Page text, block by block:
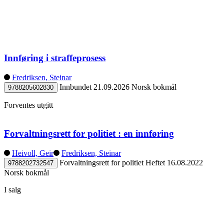
Innføring i straffeprosess
Fredriksen, Steinar
9788205602830 Innbundet 21.09.2026 Norsk bokmål
Forventes utgitt
Forvaltningsrett for politiet : en innføring
Heivoll, Geir Fredriksen, Steinar
9788202732547 Forvaltningsrett for politiet Heftet 16.08.2022
Norsk bokmål
I salg